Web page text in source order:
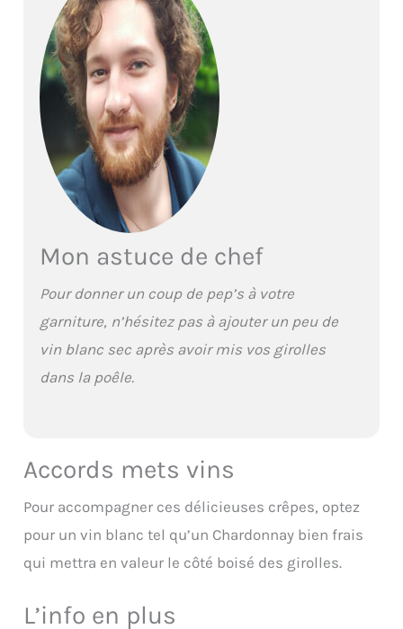
Mon astuce de chef
Pour donner un coup de pep’s à votre
garniture, n’hésitez pas à ajouter un peu de
vin blanc sec après avoir mis vos girolles
dans la poêle.
Accords mets vins
Pour accompagner ces délicieuses crêpes, optez
pour un vin blanc tel qu’un Chardonnay bien frais
qui mettra en valeur le côté boisé des girolles.
L’info en plus